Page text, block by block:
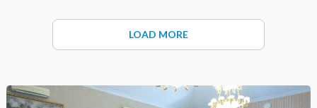
LOAD MORE